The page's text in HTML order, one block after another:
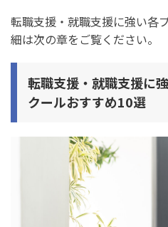
転職支援・就職支援に強い各
細は次の章をご覧ください。
転職支援・就職支援に
クールおすすめ10選